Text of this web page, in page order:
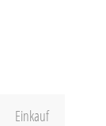
Einkauf